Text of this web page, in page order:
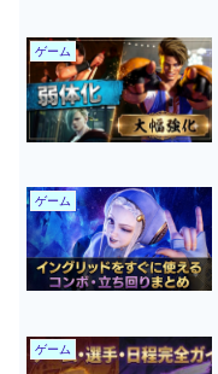
ゲーム
ゲーム
ゲーム